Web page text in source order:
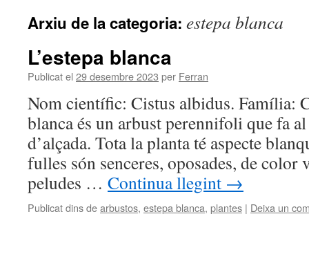
Arxiu de la categoria: estepa blanca
L’estepa blanca
Publicat el 29 desembre 2023 per Ferran
Nom científic: Cistus albidus. Família:
blanca és un arbust perennifoli que fa
d’alçada. Tota la planta té aspecte
fulles són senceres, oposades, de
peludes … Continua llegint →
Publicat dins dearbustos, estepa blanca, plantes | Deixa un